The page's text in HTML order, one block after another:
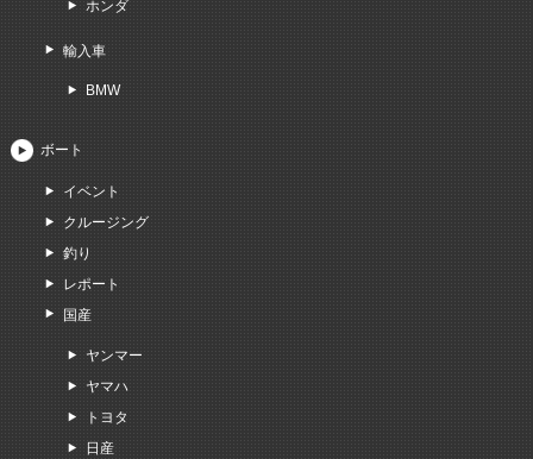
ホンダ
輸入車
BMW
ボート
イベント
クルージング
釣り
レポート
国産
ヤンマー
ヤマハ
トヨタ
日産